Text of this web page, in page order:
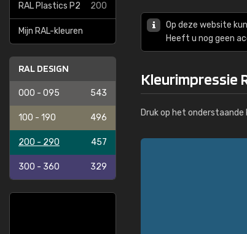
RAL Plastics P2 200
Mijn RAL-kleuren
RAL DESIGN
000 - 095 543
100 - 190 496
200 - 290 457
300 - 360 329
Op deze website
Heeft u nog geen
Kleurimpressie
Druk op het